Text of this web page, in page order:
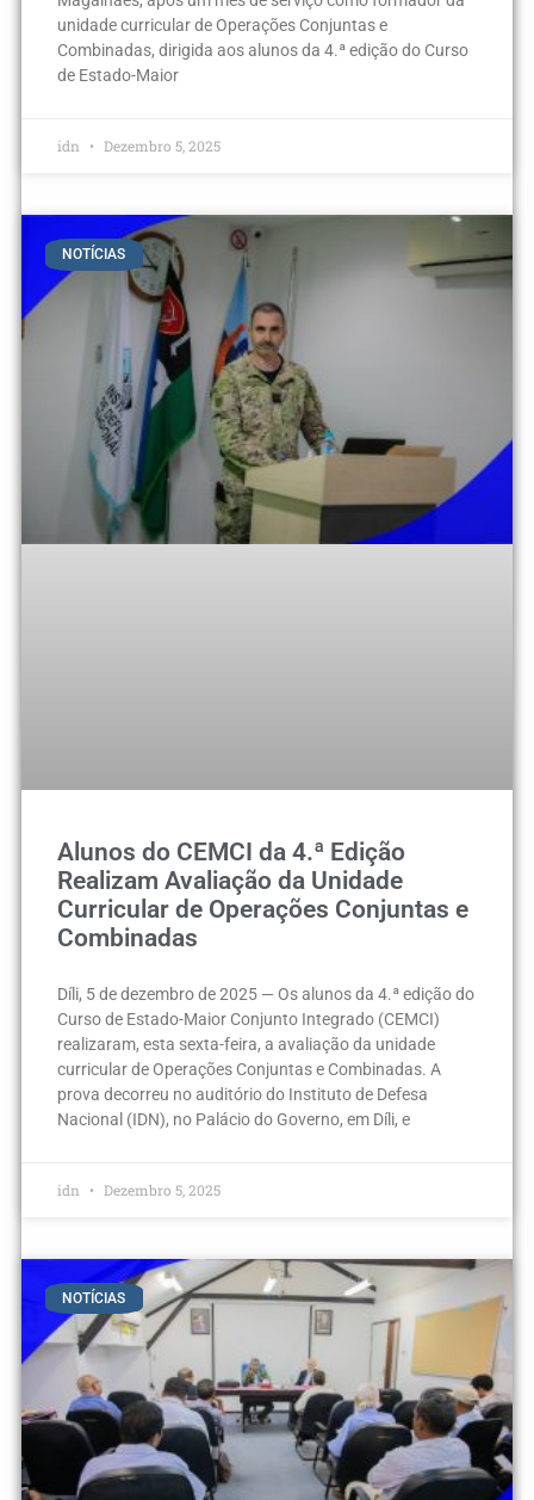
unidade curricular de Operações Conjuntas e
Combinadas, dirigida aos alunos da 4.ª edição do Curso
de Estado-Maior
idn Dezembro 5, 2025
NOTÍCIAS
Alunos do CEMCI da 4.ª Edição
Realizam Avaliação da Unidade
Curricular de Operações Conjuntas e
Combinadas
Díli, 5 de dezembro de 2025 — Os alunos da 4.ª edição do
Curso de Estado-Maior Conjunto Integrado (CEMCI)
realizaram, esta sexta-feira, a avaliação da unidade
curricular de Operações Conjuntas e Combinadas. A
prova decorreu no auditório do Instituto de Defesa
Nacional (IDN), no Palácio do Governo, em Díli, e
idn Dezembro 5, 2025
NOTÍCIAS